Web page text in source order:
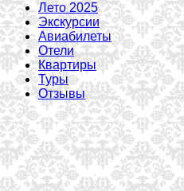
Лето 2025
Экскурсии
Авиабилеты
Отели
Квартиры
Туры
Отзывы